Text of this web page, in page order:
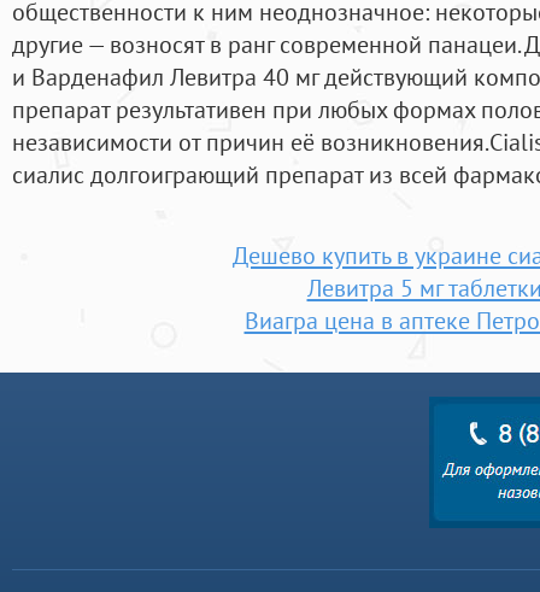
общественности к ним неоднозначное:
другие — возносят в ранг современной панацеи.
и Варденафил Левитра 40 мг действующий
препарат результативен при любых формах
независимости от причин её
сиалис долгоиграющий препарат из всей
Дешево купить в украине
Левитра 5 мг
Виагра цена в аптеке